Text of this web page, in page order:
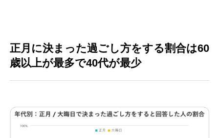
正月に決まった過ごし方をする割合は60
歳以上が最多で40代が最少